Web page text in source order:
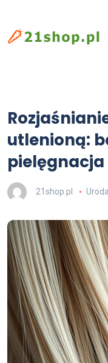
utlenioną:
pielęgnacja
21shop.pl Uroda